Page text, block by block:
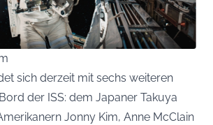
sich derzeit mit sechs weiteren
der ISS: dem Japaner Takuya
Jonny Kim, Anne McClain